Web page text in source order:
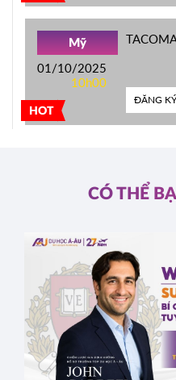
HOT
Mỹ
01/10/2025
10h00
ĐĂNG KÝ
CÓ THỂ